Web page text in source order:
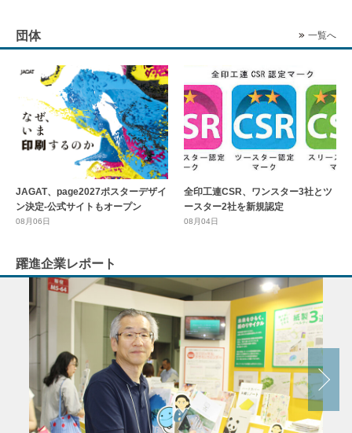
団体 一覧へ
JAGAT、page2027ポスターデザイ
ン決定-公式サイトもオープン
08月06日
全印工連CSR、ワンスター3社とツ
ースター2社を新規認定
08月04日
躍進企業レポート